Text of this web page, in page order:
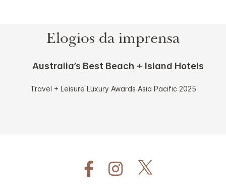
Elogios da imprensa
Australia’s Best Beach + Island Hotels
Travel + Leisure Luxury Awards Asia Pacific 2025